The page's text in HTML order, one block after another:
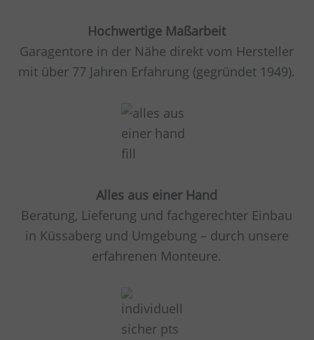
Hochwertige Maßarbeit
Garagentore in der Nähe direkt vom Hersteller
mit über 77 Jahren Erfahrung (gegründet 1949).
Alles aus einer Hand
Beratung, Lieferung und fachgerechter Einbau
in Küssaberg und Umgebung – durch unsere
erfahrenen Monteure.